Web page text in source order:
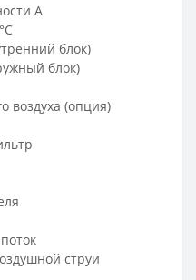
A
блок)
блок)
воздуха (опция)
струи